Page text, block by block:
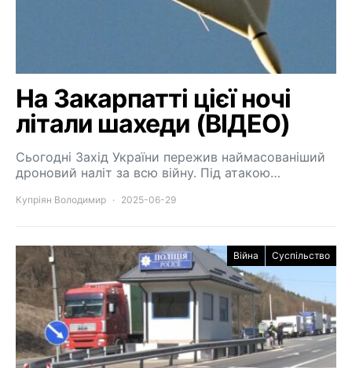
На Закарпатті цієї ночі
літали шахеди (ВІДЕО)
Сьогодні Захід України пережив наймасованіший
дроновий наліт за всю війну. Під атакою…
Купріян Володимир 2025-06-29
Війна Суспільство